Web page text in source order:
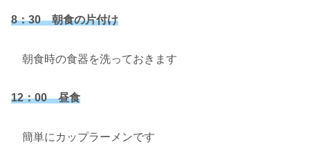
8：30 朝食の片付け
朝食時の食器を洗っておきます
12：00 昼食
簡単にカップラーメンです